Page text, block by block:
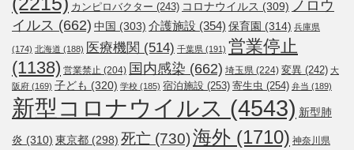
カンピロバクター (243) コロナウイルス (309) ノロウ
イルス (662) 中国 (303) 介護施設 (354) 保育園 (314) 兵庫県
(174) 北海道 (188) 医療機関 (514) 千葉県 (191) 営業停止
(1138) 営業禁止 (204) 国内感染 (662) 埼玉県 (224) 変異 (242) 大
阪府 (169) 子ども (320) 学校 (185) 宿泊施設 (253) 寄生虫 (254) 弁当 (189)
新型コロナウイルス (4543) 新型肺
炎 (310) 東京都 (298) 死亡 (730)海外 (1710) 神奈川県